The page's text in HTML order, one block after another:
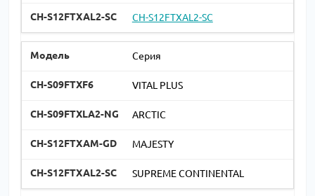
CH-S12FTXAL2-SC
Серия
VITAL PLUS
ARCTIC
MAJESTY
SUPREME CONTINENTAL